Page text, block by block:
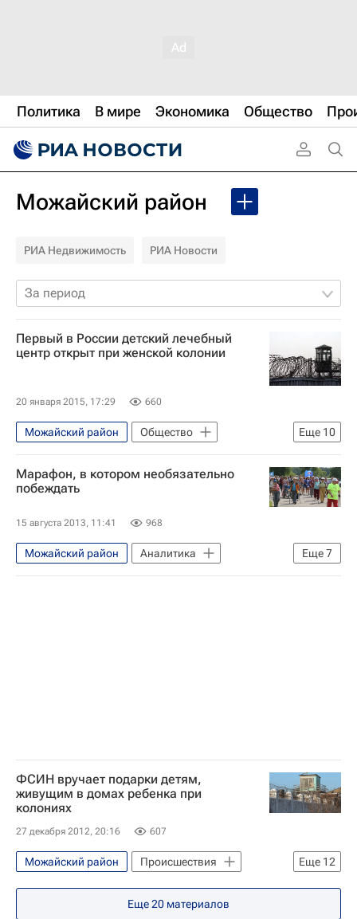
Политика В мире Экономика Общество
Можайский район
РИА Недвижимость РИА Новости
За период
Первый в России детский лечебный
центр открыт при женской колонии
20 января 2015, 17:29 660
Еще 10
Можайский район
Общество
Здоровье - Общество
Жизнь без преград
Можайск
Европа
Московская область (Подмосковье)
Федеральная служба исполнения наказаний (ФСИН России)
Марафон, в котором необязательно
побеждать
15 августа 2013, 11:41 968
Еще7
Можайский район
Аналитика
Очерки - Авторы
Жизнь без преград
ФСИН вручает подарки детям,
живущим в домах ребенка при
колониях
27 декабря 2012, 20:16 607
Еще 12
Можайский район
Происшествия
Жизнь без преград
Рязань
Европа
Еще20 материалов